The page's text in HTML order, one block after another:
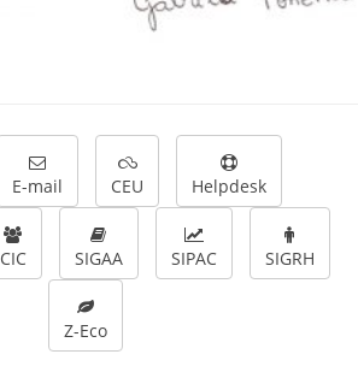
E-mail CEU Helpdesk
CIC SIGAA SIPAC SIGRH
Z-Eco